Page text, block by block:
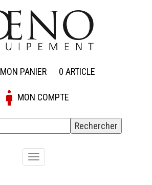
MON PANIER 0 ARTICLE
MON COMPTE
Toggle
navigation